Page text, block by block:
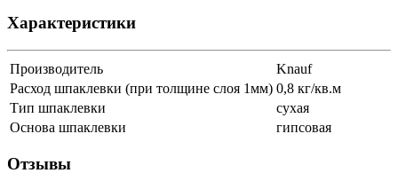
Характеристики
Производитель
Knauf
Расход шпаклевки (при толщине слоя 1мм) 0,8 кг/кв.м
Тип шпаклевки
сухая
Основа шпаклевки
гипсовая
Отзывы